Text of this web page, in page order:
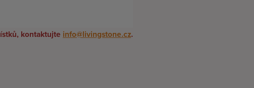
kontaktujte info@livingstone.cz.